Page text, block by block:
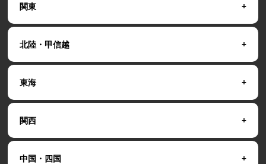
関東
北陸・甲信越
東海
関西
中国・四国